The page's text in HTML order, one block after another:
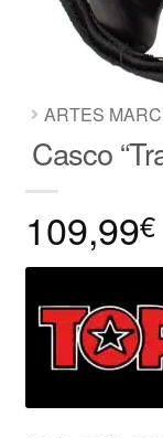
ARTES
Casco
109,99€